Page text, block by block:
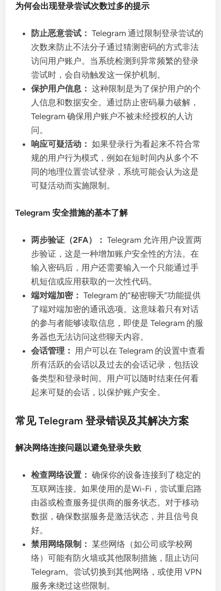
为何会出现登录尝试次数过多的提示
防止恶意尝试： Telegram 通过限制登录尝试的
次数来防止不法分子通过猜测密码的方式非法
访问用户账户。当系统检测到异常频繁的登录
尝试时，会自动触发这一保护机制。
保护用户信息： 这种限制是为了保护用户的个
人信息和数据安全。通过防止密码暴力破解，
Telegram 确保用户账户不被未经授权的人访
问。
响应可疑活动： 如果登录行为看起来不符合常
规的用户行为模式，例如在短时间内从多个不
同的地理位置尝试登录，系统可能会认为这是
可疑活动而实施限制。
Telegram 安全措施的基本了解
两步验证（2FA）： Telegram 允许用户设置两
步验证，这是一种增加账户安全性的方法。在
输入密码后，用户还需要输入一个只能通过手
机短信或应用获取的一次性代码。
端对端加密： Telegram 的“秘密聊天”功能提供
了端对端加密的通讯选项。这意味着只有对话
的参与者能够读取信息，即使是 Telegram 的服
务器也无法访问这些聊天内容。
会话管理： 用户可以在 Telegram 的设置中查看
所有活跃的会话以及过去的会话记录，包括设
备类型和登录时间。用户可以随时结束任何看
起来可疑的会话，以保护账户安全。
常见 Telegram 登录错误及其解决方案
解决网络连接问题以避免登录失败
检查网络设置： 确保你的设备连接到了稳定的
互联网连接。如果使用的是Wi-Fi，尝试重启路
由器或检查服务提供商的服务状态。对于移动
数据，确保数据服务是激活状态，并且信号良
好。
禁用网络限制： 某些网络（如公司或学校网
络）可能有防火墙或其他限制措施，阻止访问
Telegram。尝试切换到其他网络，或使用 VPN
服务来绕过这些限制。